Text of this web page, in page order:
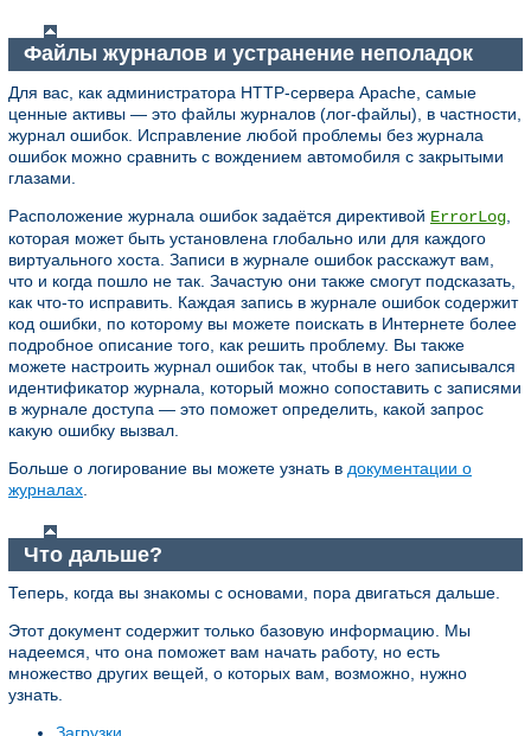
Файлы журналов и устранение неполадок
Для вас, как администратора HTTP-сервера Apache, самые
ценные активы — это файлы журналов (лог-файлы), в частности,
журнал ошибок. Исправление любой проблемы без журнала
ошибок можно сравнить с вождением автомобиля с закрытыми
глазами.
Расположение журнала ошибок задаётся директивой ErrorLog
которая может быть установлена глобально или для каждого
виртуального хоста. Записи в журнале ошибок расскажут вам,
что и когда пошло не так. Зачастую они также смогут подсказать,
как что-то исправить. Каждая запись в журнале ошибок содержит
код ошибки, по которому вы можете поискать в Интернете более
подробное описание того, как решить проблему. Вы также
можете настроить журнал ошибок так, чтобы в него записывался
идентификатор журнала, который можно сопоставить с записями
в журнале доступа — это поможет определить, какой запрос
какую ошибку вызвал.
Больше о логирование вы можете узнать в документации о
журналах
Что дальше?
Теперь, когда вы знакомы с основами, пора двигаться дальше.
Этот документ содержит только базовую информацию. Мы
надеемся, что она поможет вам начать работу, но есть
множество других вещей, о которых вам, возможно, нужно
узнать.